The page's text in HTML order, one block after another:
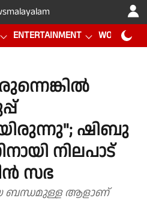
ENTERTAINMENT WORLD CUP
ഷിബു
നിലപാട്
സഭ
ബന്ധമുള്ള ആളാണ്